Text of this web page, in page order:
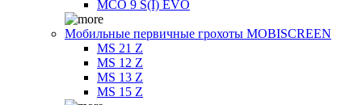
MCO 9 S(I) EVO
Мобильные первичные грохоты MOBISCREEN
MS 21 Z
MS 12 Z
MS 13 Z
MS 15 Z